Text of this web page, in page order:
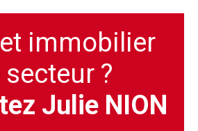
immobilier
?
Julie NION